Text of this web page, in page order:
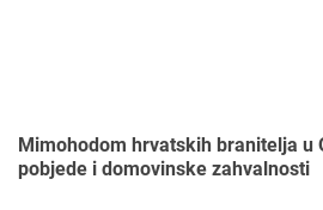
Mimohodom hrvatskih branitelja u
pobjede i domovinske zahvalnosti